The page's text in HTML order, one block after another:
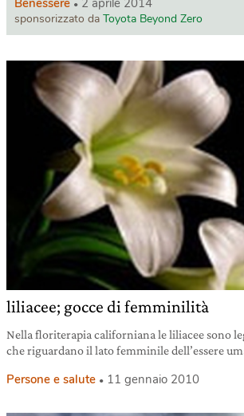
sponsorizzato da Toyota Beyond Zero
liliacee; gocce di femminilità
Nella floriterapia californiana le liliacee sono
che riguardano il lato femminile dell’essere
Persone e salute 11 gennaio 2010